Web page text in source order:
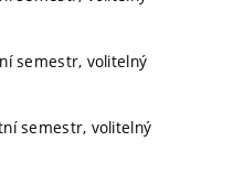
semestr, volitelný
semestr, volitelný